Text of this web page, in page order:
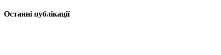
Останні публікації